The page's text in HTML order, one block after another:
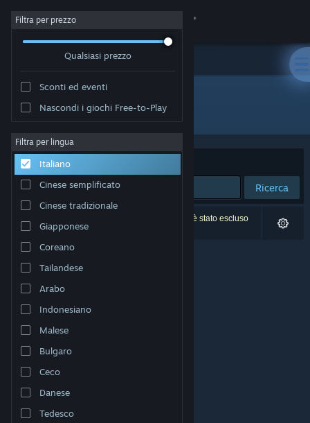
Accedi
Informazioni
Assistenza
Cambia la lingua
Ottieni l'app mobile di Steam
Visualizza il sito web per desktop
Filtra per prezzo
Qualsiasi prezzo
Sconti ed eventi
Nascondi i giochi Free-to-Play
Filtra per lingua
Italiano
Cinese semplificato
Cinese tradizionale
Giapponese
Coreano
Tailandese
Arabo
Indonesiano
Malese
Bulgaro
Ceco
Danese
Tedesco
Sviluppatore: LWNA
Ordina per Rilevanza
Ricerca
0 risultati corrispondono alla tua ricerca. 1 titolo è stato escluso
in base alle tue preferenze.